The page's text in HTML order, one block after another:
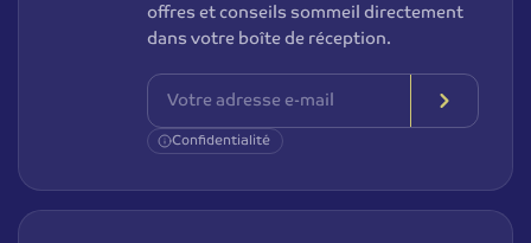
offres et conseils sommeil directement
dans votre boîte de réception.
Confidentialité